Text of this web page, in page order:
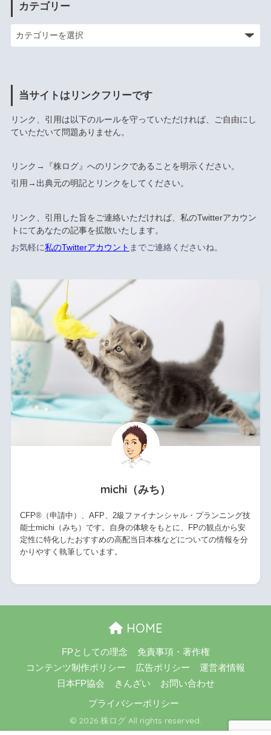
カテゴリー
当サイトはリンクフリーです
リンク、引用は以下のルールを守っていただければ、ご自由にし
ていただいて問題ありません。
リンク→『株ログ』へのリンクであることを明示ください。
引用→出典元の明記とリンクをしてください。
リンク、引用した旨をご連絡いただければ、私のTwitterアカウン
トにてあなたの記事を拡散いたします。
お気軽に私のTwitterアカウント までご連絡くださいね。
michi（みち）
CFP®（申請中）、AFP、2級ファイナンシャル・プランニング技
能士michi（みち）です。自身の体験をもとに、FPの観点から安
定性に特化したおすすめの高配当日本株などについての情報を分
かりやすく執筆しています。
HOME
FPとしての理念
免責事項・著作権
コンテンツ制作ポリシー
広告ポリシー
運営者情報
日本FP協会
きんざい お問い合わせ
プライバシーポリシー
© 2026 株ログ All rights reserved.